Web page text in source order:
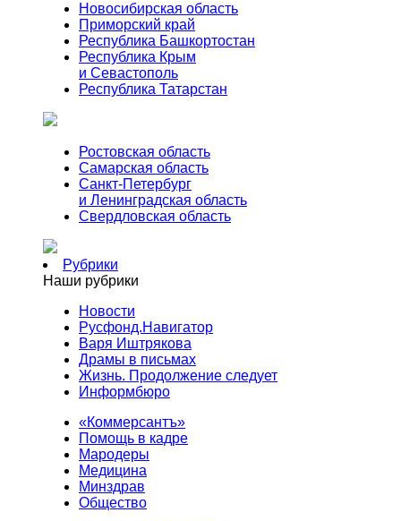
Новосибирская область
Приморский край
Республика Башкортостан
Республика Крым
и Севастополь
Республика Татарстан
Ростовская область
Самарская область
Санкт-Петербург
и Ленинградская область
Свердловская область
Рубрики
Наши рубрики
Новости
Русфонд.Навигатор
Варя Иштрякова
Драмы в письмах
Жизнь. Продолжение следует
Информбюро
«Коммерсантъ»
Помощь в кадре
Мародеры
Медицина
Минздрав
Общество